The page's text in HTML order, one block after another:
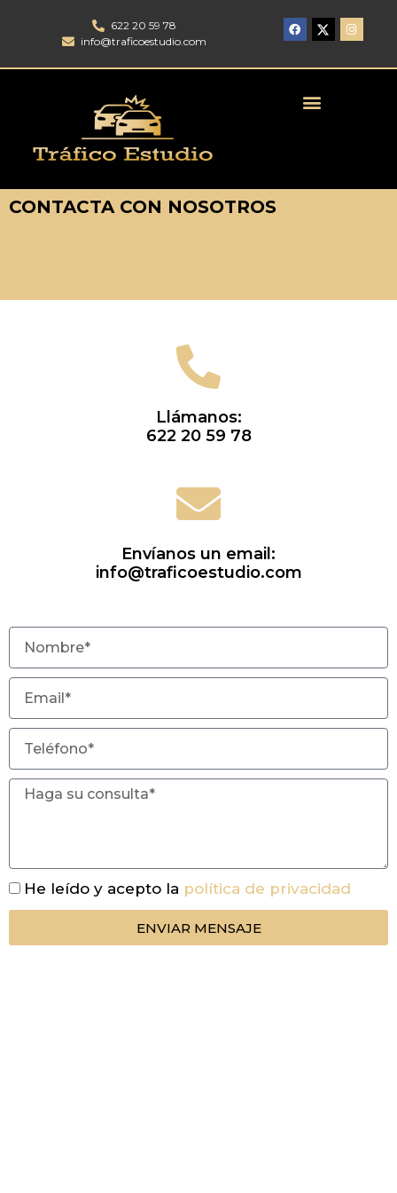
622 20 59 78
info@traficoestudio.com
CONTACTA CON NOSOTROS
Llámanos:
622 20 59 78
Envíanos un email:
info@traficoestudio.com
He leído y acepto la política de privacidad
ENVIAR MENSAJE